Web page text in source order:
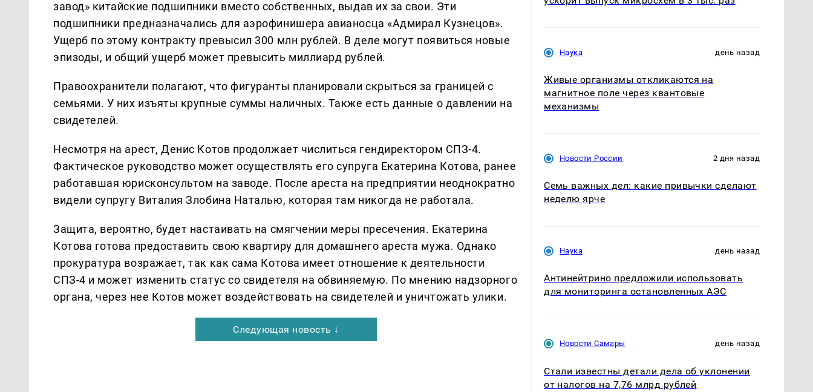
завод» китайские подшипники вместо собственных, выдав их за свои. Эти
подшипники предназначались для аэрофинишера авианосца «Адмирал Кузнецов».
Ущерб по этому контракту превысил 300 млн рублей. В деле могут появиться новые
эпизоды, и общий ущерб может превысить миллиард рублей.
Правоохранители полагают, что фигуранты планировали скрыться за границей с
семьями. У них изъяты крупные суммы наличных. Также есть данные о давлении на
свидетелей.
Несмотря на арест, Денис Котов продолжает числиться гендиректором СПЗ-4.
Фактическое руководство может осуществлять его супруга Екатерина Котова, ранее
работавшая юрисконсультом на заводе. После ареста на предприятии неоднократно
видели супругу Виталия Злобина Наталью, которая там никогда не работала.
Защита, вероятно, будет настаивать на смягчении меры пресечения. Екатерина
Котова готова предоставить свою квартиру для домашнего ареста мужа. Однако
прокуратура возражает, так как сама Котова имеет отношение к деятельности
СПЗ-4 и может изменить статус со свидетеля на обвиняемую. По мнению надзорного
органа, через нее Котов может воздействовать на свидетелей и уничтожать улики.
Следующая новость ↓
Наука день назад
Живые организмы откликаются на
магнитное поле через квантовые
механизмы
Новости России 2 дня назад
Семь важных дел: какие привычки сделают
неделю ярче
Наука день назад
Антинейтрино предложили использовать
для мониторинга остановленных АЭС
Новости Самары день назад
Стали известны детали дела об уклонении
от налогов на 7,76 млрд рублей